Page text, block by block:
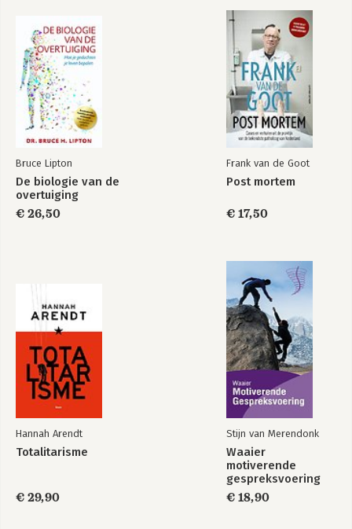
Bruce Lipton
De biologie van de
overtuiging
€ 26,50
Frank van de Goot
Post mortem
€ 17,50
Hannah Arendt
Totalitarisme
€ 29,90
Stijn van Merendonk
Waaier
motiverende
gespreksvoering
€ 18,90